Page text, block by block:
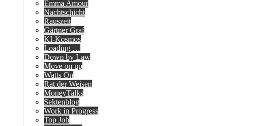
Emma Amour
Nachtschicht
Rauszeit
Gärtner Graf
KI-Kosmos
Loading …
Down by Law
Move on up
Watts On
Rat der Weisen
MoneyTalks
Sektenblog
Work in Progress
Top Job